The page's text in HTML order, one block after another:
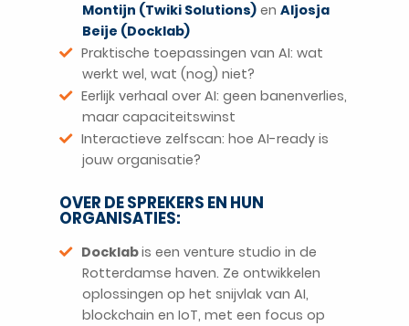
Montijn (Twiki Solutions) en Aljosja
Beije (Docklab)
Praktische toepassingen van AI: wat
werkt wel, wat (nog) niet?
Eerlijk verhaal over AI: geen banenverlies,
maar capaciteitswinst
Interactieve zelfscan: hoe AI-ready is
jouw organisatie?
OVER DE SPREKERS EN HUN
ORGANISATIES:
Docklabis een venture studio in de
Rotterdamse haven. Ze ontwikkelen
oplossingen op het snijvlak van AI,
blockchain en IoT, met een focus op